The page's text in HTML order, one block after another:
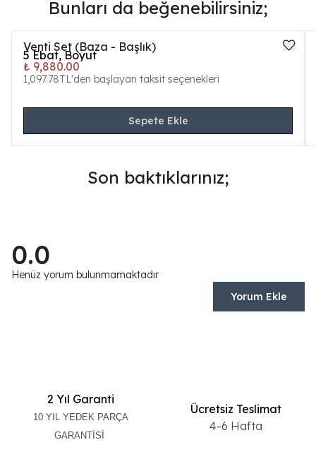
Bunları da beğenebilirsiniz;
Venti Set (Baza - Başlık)
5 Ebat, Boyut
₺ 9,880.00
1,097.78TL'den başlayan taksit seçenekleri
Sepete Ekle
Son baktıklarınız;
0.0
Henüz yorum bulunmamaktadır
Yorum Ekle
2 Yıl Garanti
10 YIL YEDEK PARÇA
GARANTİSİ
Ücretsiz Teslimat
4-6 Hafta